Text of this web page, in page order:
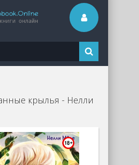
крылья - Нелли